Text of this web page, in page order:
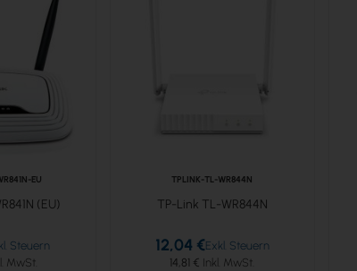
EU
(EU)
TPLINK-TL-WR844N
TP-Link TL-WR844N
14,81 €
12,04 €